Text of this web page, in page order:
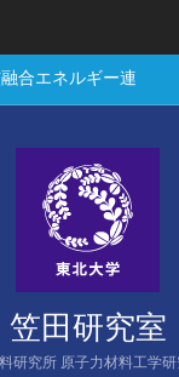
合エネルギー連
笠田、Park、
He、Bae）
のはなし（仙台
学校）
合エネルギー連
手優秀発表賞
笠田研究室
研究所 原子力材料工学研